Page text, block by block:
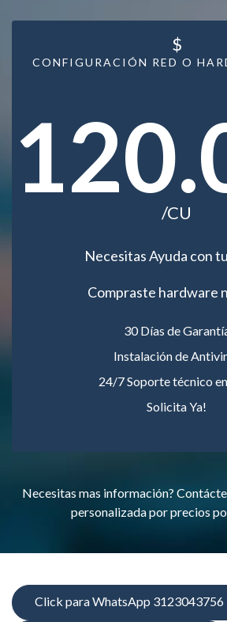
CONFIGURACIÓN RED O
$
/CU
Necesitas Ayuda con
Compraste hardware
30 Días de
Instalación de
24/7 Soporte técnico
Solicita Ya!
Necesitas mas información?
personalizada por precios
Click para WhatsApp 3123043756